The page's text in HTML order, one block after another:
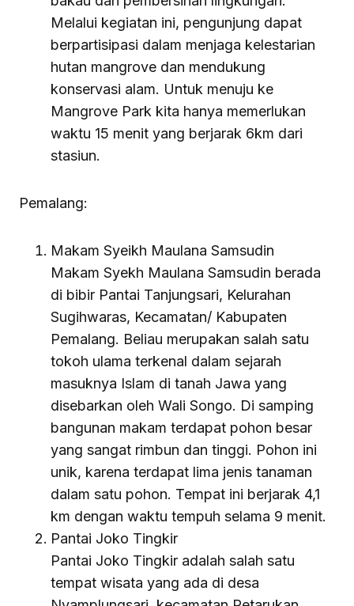
Melalui kegiatan ini, pengunjung dapat
berpartisipasi dalam menjaga kelestarian
hutan mangrove dan mendukung
konservasi alam. Untuk menuju ke
Mangrove Park kita hanya memerlukan
waktu 15 menit yang berjarak 6km dari
stasiun.
Pemalang:
Makam Syeikh Maulana Samsudin
Makam Syekh Maulana Samsudin berada
di bibir Pantai Tanjungsari, Kelurahan
Sugihwaras, Kecamatan/ Kabupaten
Pemalang. Beliau merupakan salah satu
tokoh ulama terkenal dalam sejarah
masuknya Islam di tanah Jawa yang
disebarkan oleh Wali Songo. Di samping
bangunan makam terdapat pohon besar
yang sangat rimbun dan tinggi. Pohon ini
unik, karena terdapat lima jenis tanaman
dalam satu pohon. Tempat ini berjarak 4,1
km dengan waktu tempuh selama 9 menit.
Pantai Joko Tingkir
Pantai Joko Tingkir adalah salah satu
tempat wisata yang ada di desa